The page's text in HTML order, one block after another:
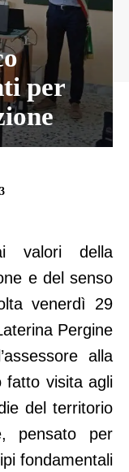
per
valori della
e del senso
venerdì 29
Pergine
alla
fatto visita agli
del territorio
pensato per
fondamentali